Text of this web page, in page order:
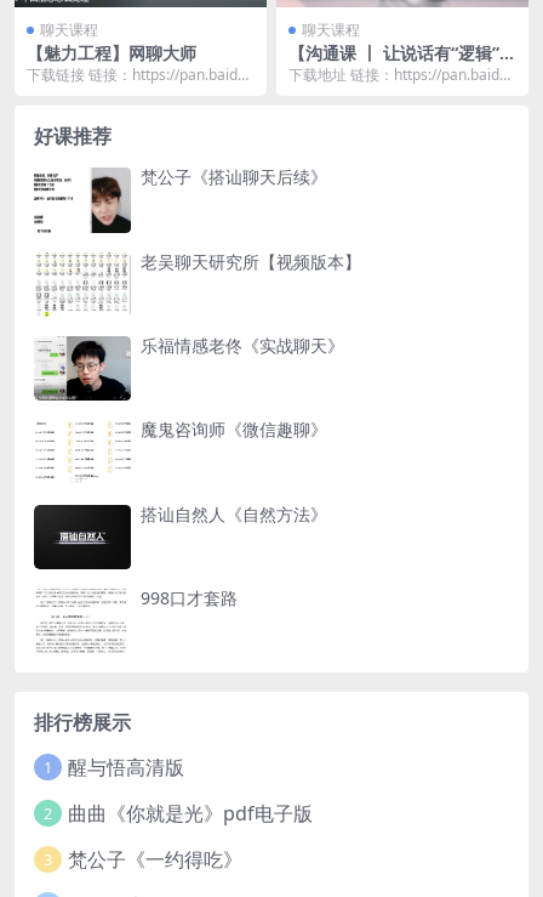
聊天课程
【魅力工程】网聊大师
下载链接 链接：https://pan.baidu.
聊天课程
【沟通课 丨 让说话有“逻辑”】
26集
下载地址 链接：https://pan.baidu.
好课推荐
梵公子《搭讪聊天后续》
老吴聊天研究所【视频版本】
乐福情感老佟《实战聊天》
魔鬼咨询师《微信趣聊》
搭讪自然人《自然方法》
998口才套路
排行榜展示
1 醒与悟高清版
2 曲曲《你就是光》pdf电子版
3 梵公子《一约得吃》